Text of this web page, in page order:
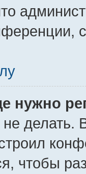
нужно
делать.
чтобы